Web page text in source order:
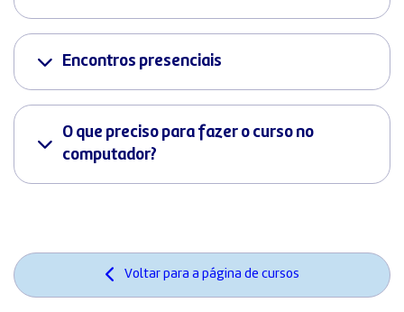
Encontros presenciais
O que preciso para fazer o curso no
computador?
Voltar para a página de cursos